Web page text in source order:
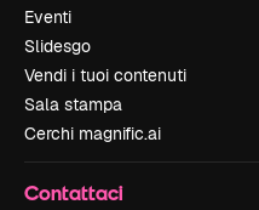
Eventi
Slidesgo
Vendi i tuoi contenuti
Sala stampa
Cerchi magnific.ai
Contattaci